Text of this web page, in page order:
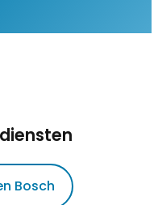
Bosch